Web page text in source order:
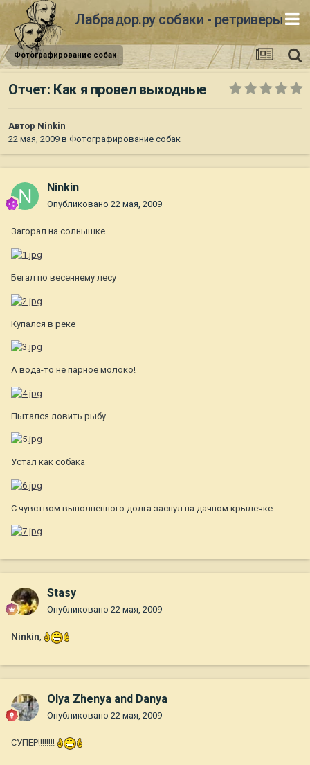
Лабрадор.ру собаки - ретриверы
Фотографирование собак
Отчет: Как я провел выходные
Автор Ninkin
22 мая, 2009 в Фотографирование собак
Ninkin
Опубликовано 22 мая, 2009
Загорал на солнышке
Бегал по весеннему лесу
Купался в реке
А вода-то не парное молоко!
Пытался ловить рыбу
Устал как собака
С чувством выполненного долга заснул на дачном крылечке
Stasy
Опубликовано 22 мая, 2009
Ninkin,
Olya Zhenya and Danya
Опубликовано 22 мая, 2009
СУПЕР!!!!!!!!